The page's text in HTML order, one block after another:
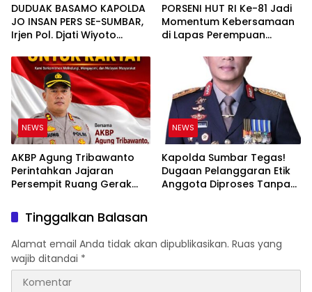
DUDUAK BASAMO KAPOLDA
JO INSAN PERS SE-SUMBAR,
Irjen Pol. Djati Wiyoto
Ruang bagi Pelanggar
Hukum di Internal Polri
PORSENI HUT RI Ke-81 Jadi
Momentum Kebersamaan
di Lapas Perempuan
NEWS
AKBP Agung Tribawanto
Perintahkan Jajaran
Persempit Ruang Gerak
Pasaman Barat
NEWS
Kapolda Sumbar Tegas!
Dugaan Pelanggaran Etik
Anggota Diproses Tanpa
Tinggalkan Balasan
Alamat email Anda tidak akan dipublikasikan. Ruas yang
wajib ditandai *